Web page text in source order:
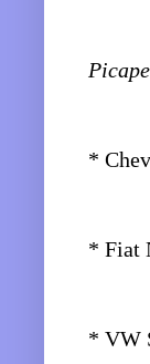
*
* Fiat
* VW